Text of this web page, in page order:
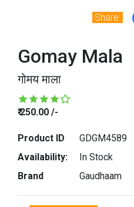
Share:
Gomay Mala
गोमय माला
₹ 250.00 /-
Product ID
GDGM4589
Availability:
In Stock
Brand
Gaudhaam